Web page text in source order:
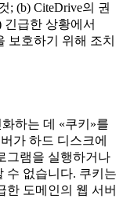
; (b) CiteDrive의 권
긴급한 상황에서
보호하기 위해 조치
하는 데 «쿠키»를
가 하드 디스크에
그램을 실행하거나
수 없습니다. 쿠키는
한 도메인의 웹 서버